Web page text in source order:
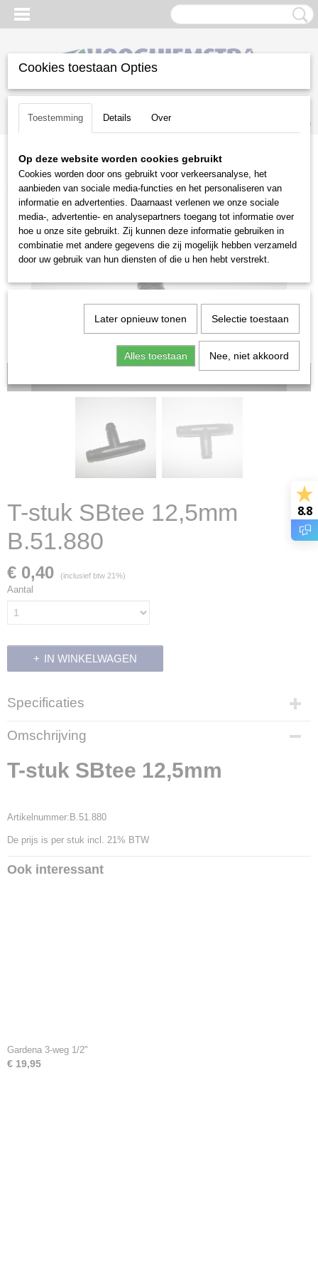
Inloggen Registreren
(0)
Home >Gazononderhoud>Beregeningstechniek
Insteekkoppelingen> T-stuk SBtee 12,5mm B.51.880
T-stuk SBtee 12,5mm
B.51.880
€ 0,40 (inclusief btw 21%)
Aantal
IN WINKELWAGEN
Specificaties
Productcode
14194
Productcode leverancier
B.51.880
Omschrijving
T-stuk SBtee 12,5mm
Artikelnummer:B.51.880
De prijs is per stuk incl. 21% BTW
Ook interessant
Gardena 3-weg 1/2"
€ 19,95
8.8
Cookies toestaan Opties
Toestemming Details Over
Op deze website worden cookies gebruikt
Cookies worden door ons gebruikt voor verkeersanalyse, het
aanbieden van sociale media-functies en het personaliseren van
informatie en advertenties. Daarnaast verlenen we onze sociale
media-, advertentie- en analysepartners toegang tot informatie over
hoe u onze site gebruikt. Zij kunnen deze informatie gebruiken in
combinatie met andere gegevens die zij mogelijk hebben verzameld
door uw gebruik van hun diensten of die u hen hebt verstrekt.
Later opnieuw tonen Selectie toestaan
Alles toestaan Nee, niet akkoord